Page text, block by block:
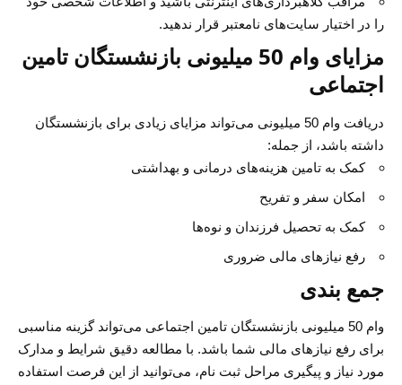
را در اختیار سایت‌های نامعتبر قرار ندهید.
مزایای وام 50 میلیونی بازنشستگان تامین
اجتماعی
دریافت وام 50 میلیونی می‌تواند مزایای زیادی برای بازنشستگان
داشته باشد، از جمله:
کمک به تامین هزینه‌های درمانی و بهداشتی
امکان سفر و تفریح
کمک به تحصیل فرزندان و نوه‌ها
رفع نیازهای مالی ضروری
جمع بندی
وام 50 میلیونی بازنشستگان تامین اجتماعی می‌تواند گزینه مناسبی
برای رفع نیازهای مالی شما باشد. با مطالعه دقیق شرایط و مدارک
مورد نیاز و پیگیری مراحل ثبت نام، می‌توانید از این فرصت استفاده